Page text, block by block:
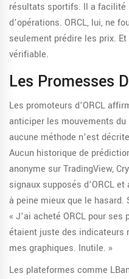
résultats sportifs. Il a facilité
d’opérations. ORCL, lui, ne
seulement prédire les prix.
vérifiable.
Les Promesses
Les promoteurs d’ORCL
anticiper les mouvements
aucune méthode n’est
Aucun historique de
anonyme sur TradingView,
signaux supposés d’ORCL
à peine mieux que le
« J’ai acheté ORCL pour
étaient juste des indicateurs
mes graphiques. Inutile. »
Les plateformes comme